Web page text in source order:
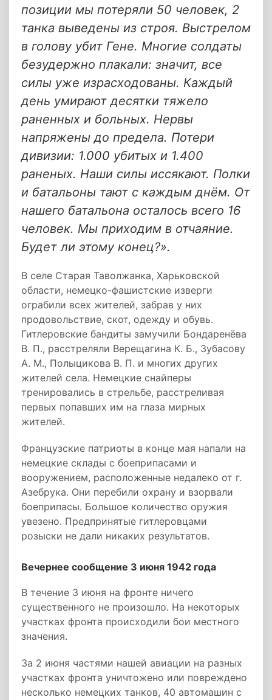
позиции мы потеряли 50 человек, 2
танка выведены из строя. Выстрелом
в голову убит Гене. Многие солдаты
безудержно плакали: значит, все
силы уже израсходованы. Каждый
день умирают десятки тяжело
раненных и больных. Нервы
напряжены до предела. Потери
дивизии: 1.000 убитых и 1.400
раненых. Наши силы иссякают. Полки
и батальоны тают с каждым днём. От
нашего батальона осталось всего 16
человек. Мы приходим в отчаяние.
Будет ли этому конец?».
В селе Старая Таволжанка, Харьковской
области, немецко-фашистские изверги
ограбили всех жителей, забрав у них
продовольствие, скот, одежду и обувь.
Гитлеровские бандиты замучили Бондаренёва
В. П., расстреляли Верещагина К. Б., Зубасову
А. М., Полыцикова В. П. и многих других
жителей села. Немецкие снайперы
тренировались в стрельбе, расстреливая
первых попавших им на глаза мирных
жителей.
Французские патриоты в конце мая напали на
немецкие склады с боеприпасами и
вооружением, расположенные недалеко от г.
Азебрука. Они перебили охрану и взорвали
боеприпасы. Большое количество оружия
увезено. Предпринятые гитлеровцами
розыски не дали никаких результатов.
Вечернее сообщение 3 июня 1942 года
В течение 3 июня на фронте ничего
существенного не произошло. На некоторых
участках фронта происходили бои местного
значения.
За 2 июня частями нашей авиации на разных
участках фронта уничтожено или повреждено
несколько немецких танков, 40 автомашин с